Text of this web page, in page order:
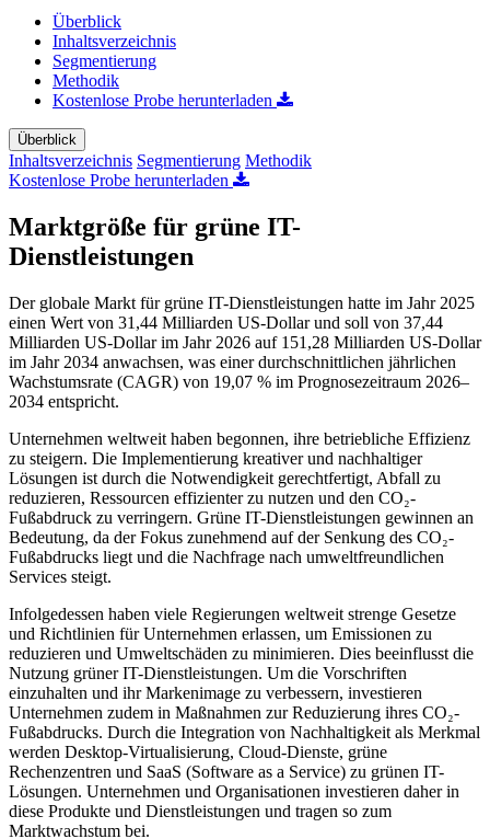
Überblick
Inhaltsverzeichnis
Segmentierung
Methodik
Kostenlose Probe herunterladen
Überblick
Inhaltsverzeichnis Segmentierung Methodik
Kostenlose Probe herunterladen
Marktgröße für grüne IT-
Dienstleistungen
Der globale Markt für grüne IT-Dienstleistungen hatte im Jahr 2025
einen Wert von 31,44 Milliarden US-Dollar und soll von 37,44
Milliarden US-Dollar im Jahr 2026 auf 151,28 Milliarden US-Dollar
im Jahr 2034 anwachsen, was einer durchschnittlichen jährlichen
Wachstumsrate (CAGR) von 19,07 % im Prognosezeitraum 2026–
2034 entspricht.
Unternehmen weltweit haben begonnen, ihre betriebliche Effizienz
zu steigern. Die Implementierung kreativer und nachhaltiger
Lösungen ist durch die Notwendigkeit gerechtfertigt, Abfall zu
reduzieren, Ressourcen effizienter zu nutzen und den CO₂-
Fußabdruck zu verringern. Grüne IT-Dienstleistungen gewinnen an
Bedeutung, da der Fokus zunehmend auf der Senkung des CO₂-
Fußabdrucks liegt und die Nachfrage nach umweltfreundlichen
Services steigt.
Infolgedessen haben viele Regierungen weltweit strenge Gesetze
und Richtlinien für Unternehmen erlassen, um Emissionen zu
reduzieren und Umweltschäden zu minimieren. Dies beeinflusst die
Nutzung grüner IT-Dienstleistungen. Um die Vorschriften
einzuhalten und ihr Markenimage zu verbessern, investieren
Unternehmen zudem in Maßnahmen zur Reduzierung ihres CO₂-
Fußabdrucks. Durch die Integration von Nachhaltigkeit als Merkmal
werden Desktop-Virtualisierung, Cloud-Dienste, grüne
Rechenzentren und SaaS (Software as a Service) zu grünen IT-
Lösungen. Unternehmen und Organisationen investieren daher in
diese Produkte und Dienstleistungen und tragen so zum
Marktwachstum bei.